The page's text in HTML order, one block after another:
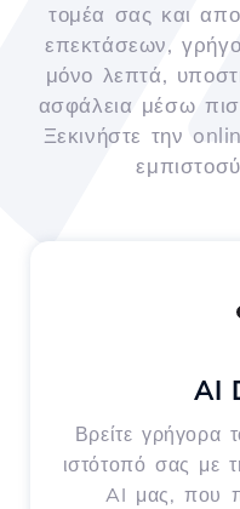
τομέα σας και
επεκτάσεων,
μόνο λεπτά,
ασφάλεια μέσω
Ξεκινήστε την
AI
Βρείτε γρήγορα
ιστότοπό σας με
AI μας, που